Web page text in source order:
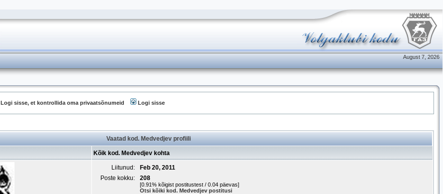
August 7, 2026
Logi sisse, et kontrollida oma privaatsõnumeid Logi sisse
Vaatad kod. Medvedjev profiili
Kõik kod. Medvedjev kohta
Liitunud:
Feb 20, 2011
Poste kokku:
208
[0.91% kõigist postitustest / 0.04 päevas]
Otsi kõiki kod. Medvedjev postitusi